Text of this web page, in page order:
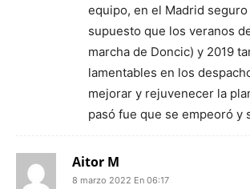
equipo, en el Madrid
supuesto que los veranos
marcha de Doncic) y 2019
lamentables en los
mejorar y rejuvenecer la
pasó fue que se empeoró y
Aitor M
8 marzo 2022 En 06:17